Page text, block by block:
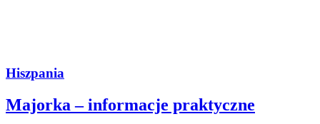
Hiszpania
Majorka – informacje praktyczne